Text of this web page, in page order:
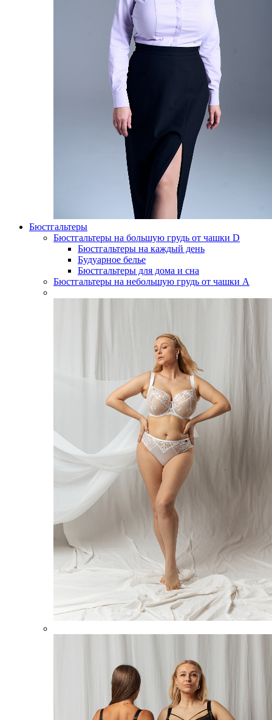
Бюстгальтеры
Бюстгальтеры на большую грудь от чашки D
Бюстгальтеры на каждый день
Будуарное белье
Бюстгальтеры для дома и сна
Бюстгальтеры на небольшую грудь от чашки А